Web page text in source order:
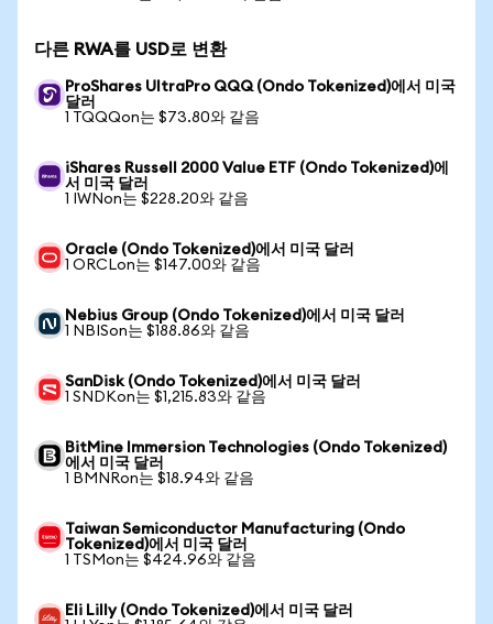
다른 RWA를 USD로 변환
ProShares UltraPro QQQ (Ondo Tokenized)에서 미국
달러
1 TQQQon는 $73.80와 같음
iShares Russell 2000 Value ETF (Ondo Tokenized)에
서 미국 달러
1 IWNon는 $228.20와 같음
Oracle (Ondo Tokenized)에서 미국 달러
1 ORCLon는 $147.00와 같음
Nebius Group (Ondo Tokenized)에서 미국 달러
1 NBISon는 $188.86와 같음
SanDisk (Ondo Tokenized)에서 미국 달러
1 SNDKon는 $1,215.83와 같음
BitMine Immersion Technologies (Ondo Tokenized)
에서 미국 달러
1 BMNRon는 $18.94와 같음
Taiwan Semiconductor Manufacturing (Ondo
Tokenized)에서 미국 달러
1 TSMon는 $424.96와 같음
Eli Lilly (Ondo Tokenized)에서 미국 달러